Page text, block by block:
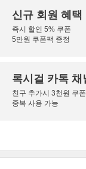
신규 회원 혜택
즉시 할인 5% 쿠폰
5만원 쿠폰팩 증정
록시걸 카톡 채
친구 추가시 3천원 쿠폰
중복 사용 가능